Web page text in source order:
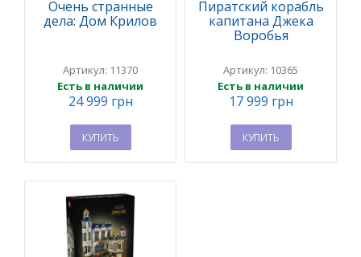
Очень странные
дела: Дом Крилов
Артикул: 11370
Есть в наличии
24 999 грн
КУПИТЬ
Пиратский корабль
капитана Джека
Воробья
Артикул: 10365
Есть в наличии
17 999 грн
КУПИТЬ